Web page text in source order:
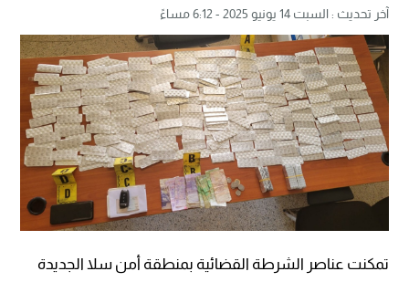
آخر تحديث : السبت 14 يونيو 2025 - 6:12 مساءً
تمكنت عناصر الشرطة القضائية بمنطقة أمن سلا الجديدة